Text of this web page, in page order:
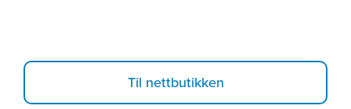
Til nettbutikken